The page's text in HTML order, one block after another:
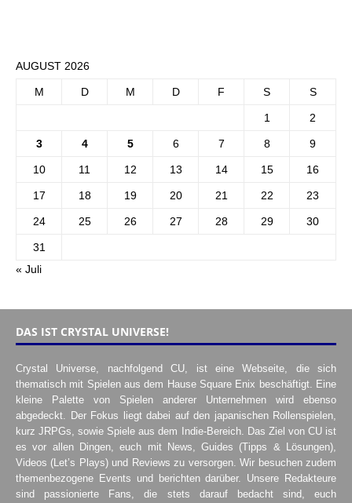
AUGUST 2026
M D M D F S S
1 2
3 4 5 6 7 8 9
10 11 12 13 14 15 16
17 18 19 20 21 22 23
24 25 26 27 28 29 30
31
« Juli
DAS IST CRYSTAL UNIVERSE!
Crystal Universe, nachfolgend CU, ist eine Webseite, die sich
thematisch mit Spielen aus dem Hause Square Enix beschäftigt. Eine
kleine Palette von Spielen anderer Unternehmen wird ebenso
abgedeckt. Der Fokus liegt dabei auf den japanischen Rollenspielen,
kurz JRPGs, sowie Spiele aus dem Indie-Bereich. Das Ziel von CU ist
es vor allen Dingen, euch mit News, Guides (Tipps & Lösungen),
Videos (Let’s Plays) und Reviews zu versorgen. Wir besuchen zudem
themenbezogene Events und berichten darüber. Unsere Redakteure
sind passionierte Fans, die stets darauf bedacht sind, euch